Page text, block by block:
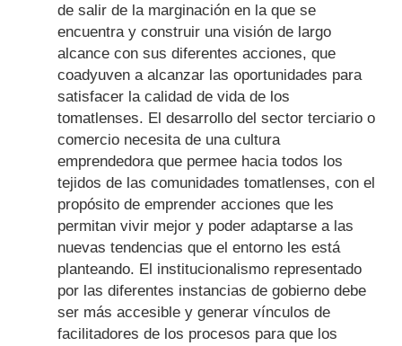
de salir de la marginación en la que se
encuentra y construir una visión de largo
alcance con sus diferentes acciones, que
coadyuven a alcanzar las oportunidades para
satisfacer la calidad de vida de los
tomatlenses. El desarrollo del sector terciario o
comercio necesita de una cultura
emprendedora que permee hacia todos los
tejidos de las comunidades tomatlenses, con el
propósito de emprender acciones que les
permitan vivir mejor y poder adaptarse a las
nuevas tendencias que el entorno les está
planteando. El institucionalismo representado
por las diferentes instancias de gobierno debe
ser más accesible y generar vínculos de
facilitadores de los procesos para que los